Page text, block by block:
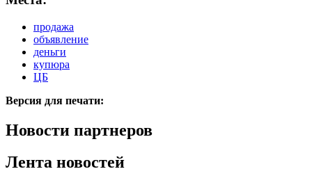
продажа
объявление
деньги
купюра
ЦБ
Версия для печати:
Новости партнеров
Лента новостей